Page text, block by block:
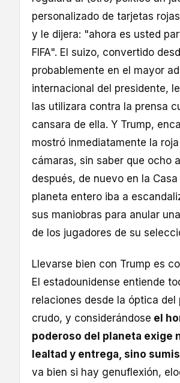
personalizado de tarjetas
y le dijera: "ahora es usted
FIFA". El suizo, convertido
probablemente en el mayor
internacional del presidente,
las utilizara contra la prensa
cansara de ella. Y Trump,
mostró inmediatamente la
cámaras, sin saber que ocho
después, de nuevo en la Casa
planeta entero iba a
sus maniobras para anular
de los jugadores de su
Llevarse bien con Trump es
El estadounidense entiende
relaciones desde la óptica del
crudo, y considerándose el
poderoso del planeta exige
lealtad y entrega, sino
va bien si hay genuflexión,